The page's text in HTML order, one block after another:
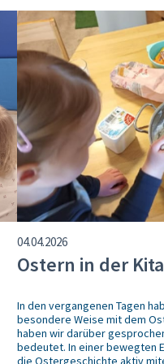
04.04.2026
Ostern in der
In den vergangenen Tagen
besondere Weise mit dem
haben wir darüber
bedeutet. In einer bewegten